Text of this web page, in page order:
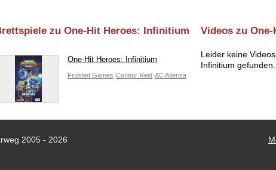
zu One-Hit Heroes: Infinitium
One-Hit Heroes: Infinitium
Frosted Games Connor Reid AC Atienza
Videos zu
Leider keine
Infinitium gefunden.
2005 - 2026